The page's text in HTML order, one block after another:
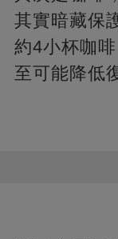
其實暗藏保
約4小杯咖
至可能降低